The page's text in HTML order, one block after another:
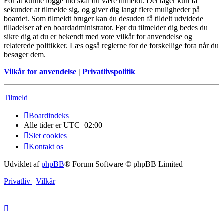
sekunder at tilmelde sig, og giver dig langt flere muligheder på
boardet. Som tilmeldt bruger kan du desuden få tildelt udvidede
tilladelser af en boardadministrator. Før du tilmelder dig bedes du
sikre dig at du er bekendt med vore vilkår for anvendelse og
relaterede politikker. Læs også reglerne for de forskellige fora når du
besøger dem.
Vilkår for anvendelse | Privatlivspolitik
Tilmeld
Boardindeks
Alle tider erUTC+02:00
Slet cookies
Kontakt os
Udviklet afphpBB® Forum Software © phpBB Limited
Privatliv | Vilkår